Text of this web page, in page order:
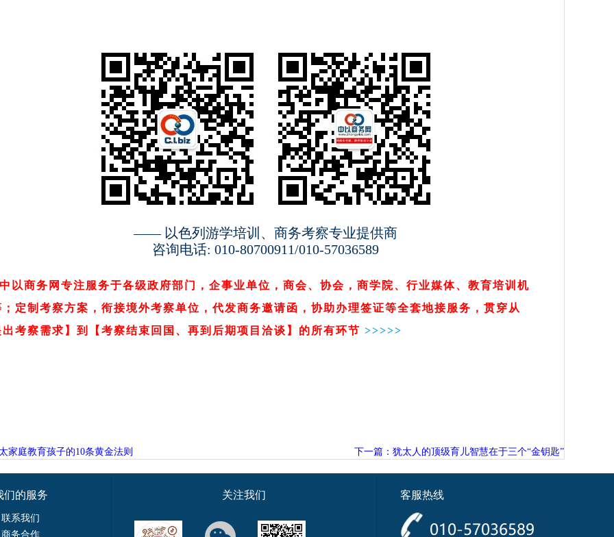
—— 以色列游学培训、商务考察专业提供商
咨询电话: 010-80700911/010-57036589
中以商务网专注服务于各级政府部门，企事业单位，商会、协会，商学院、行业媒体、教育培训机
；定制考察方案，衔接境外考察单位，代发商务邀请函，协助办理签证等全套地接服务，贯穿从
出考察需求】到【考察结束回国、再到后期项目 洽谈 】的所有环节 >>>>>
家庭教育孩子的10条黄金法则 下一篇：犹太人的顶级育儿智慧在于三个“金钥匙”
们的服务
联系我们
商务合作
关注我们 客服热线